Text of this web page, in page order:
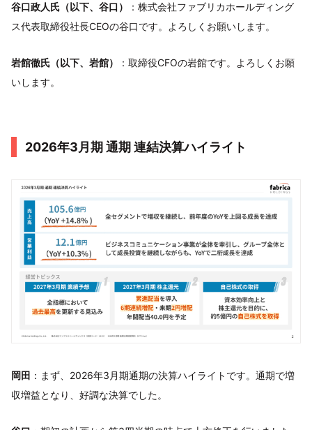
谷口政人氏（以下、谷口）
：株式会社ファブリカホールディング
ス代表取締役社長CEOの谷口です。よろしくお願いします。
岩館徹氏（以下、岩館）
：取締役CFOの岩館です。よろしくお願
いします。
2026年3月期 通期 連結決算ハイライト
岡田 ：まず、2026年3月期通期の決算ハイライトです。通期で増
収増益となり、好調な決算でした。